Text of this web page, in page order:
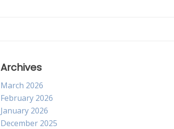
Archives
March 2026
February 2026
January 2026
December 2025